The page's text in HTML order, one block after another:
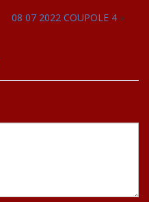
08 07 2022 COUPOLE 4»